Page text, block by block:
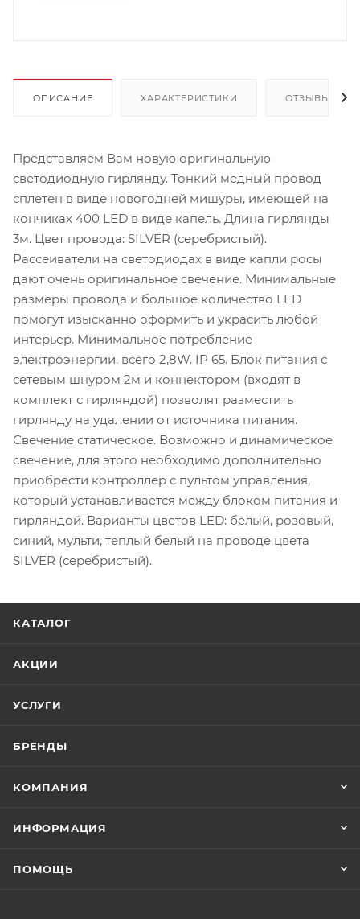
ОПИСАНИЕ ХАРАКТЕРИСТИКИ ОТЗЫВЫ
Представляем Вам новую оригинальную
светодиодную гирлянду. Тонкий медный провод
сплетен в виде новогодней мишуры, имеющей на
кончиках 400 LED в виде капель. Длина гирлянды
3м. Цвет провода: SILVER (серебристый).
Рассеиватели на светодиодах в виде капли росы
дают очень оригинальное свечение. Минимальные
размеры провода и большое количество LED
помогут изысканно оформить и украсить любой
интерьер. Минимальное потребление
электроэнергии, всего 2,8W. IP 65. Блок питания с
сетевым шнуром 2м и коннектором (входят в
комплект с гирляндой) позволят разместить
гирлянду на удалении от источника питания.
Свечение статическое. Возможно и динамическое
свечение, для этого необходимо дополнительно
приобрести контроллер с пультом управления,
который устанавливается между блоком питания и
гирляндой. Варианты цветов LED: белый, розовый,
синий, мульти, теплый белый на проводе цвета
SILVER (серебристый).
КАТАЛОГ
АКЦИИ
УСЛУГИ
БРЕНДЫ
КОМПАНИЯ
ИНФОРМАЦИЯ
ПОМОЩЬ